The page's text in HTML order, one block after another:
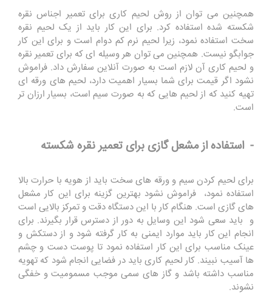
همچنین می توان از روش لحیم کاری برای تعمیر اجناس نقره
شکسته شده استفاده کرد. برای این کار باید از یک لحیم نقره
سخت استفاده نمود، زیرا لحیم نرم کم دوام است و برای این کار
جوابگو نیست. همچنین می توان هر وسیله ای که برای تعمیر نقره
و لحیم کاری آن لازم است به صورت آنلاین سفارش داد. فراموش
نشود اگر قیمت برای شما بسیار اهمیت دارد، لحیم های ورقه ای
تهیه کنید که از لحیم هایی که به صورت سیم است، بسیار ارزان تر
است.
- استفاده از مشعل گازی برای تعمیر نقره شکسته
برای لحیم کردن سیم و ورقه های سخت باید از هویه با حرارت بالا
استفاده نمود، فراموش نشود بهترین گزینه برای این کار مشعل
های گازی است. هنگام کار با این دستگاه دقت و تمرکز بالایی است
و باید سعی شود این وسایل به دور از دسترس قرار بگیرند. برای
انجام این کار باید موارد ایمنی به کار گرفته شود و از دستکش و
عینک مناسب برای این کار استفاده نمود تا پوست دست و چشم
ها آسیب نبیند. کار لحیم کاری باید در فضایی انجام شود که تهویه
مناسب داشته باشد و گاز های سمی موجب مسمومیت و خفگی
نشوند.